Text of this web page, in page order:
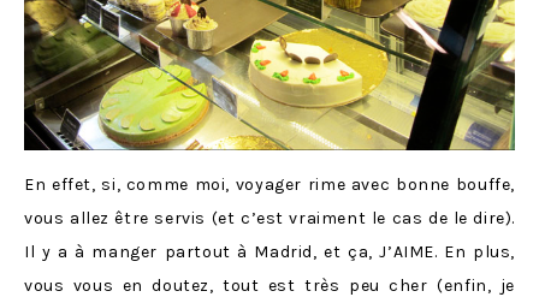
En effet, si, comme moi, voyager rime avec bonne bouffe,
vous allez être servis (et c’est vraiment le cas de le dire).
Il y a à manger partout à Madrid, et ça, J’AIME. En plus,
vous vous en doutez, tout est très peu cher (enfin, je